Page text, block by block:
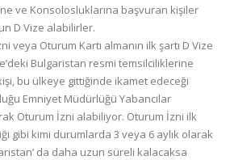
ve Konsolosluklarına başvuran kişiler
D Vize alabilirler.
veya Oturum Kartı almanın ilk şartı D Vize
Bulgaristan resmi temsilciliklerine
bu ülkeye gittiğinde ikamet edeceği
Emniyet Müdürlüğü Yabancılar
Oturum İzni alabiliyor. Oturum İzni ilk
gibi kimi durumlarda 3 veya 6 aylık olarak
da daha uzun süreli kalacaksa